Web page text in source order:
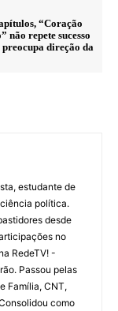
“Coração
não repete sucesso
direção da
estudante de
política.
desde
no
RedeTV! -
Passou pelas
Família, CNT,
como